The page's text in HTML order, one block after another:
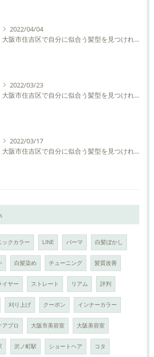
2022/04/04
大阪市住吉区で自分に似合う髪型を見つけれる美容室ーLIAM hair Relaxーリアムヘアーリラックス
2022/03/23
大阪市住吉区で自分に似合う髪型を見つけれる美容室ーLIAM hair Relaxーリアムヘアーリラックス
2022/03/17
大阪市住吉区で自分に似合う髪型を見つけれる美容室ーLIAM hair Relaxーリアムヘアーリラックス
ックカラー LINE パーマ 白髪ぼかし
白髪染め チューニング 髪質改善
イヤー ストレート リアム 評判
刈り上げ クーポン インナーカラー
アプロ 大阪市美容室 大阪美容室
沢ノ町駅 ショートヘア コタ